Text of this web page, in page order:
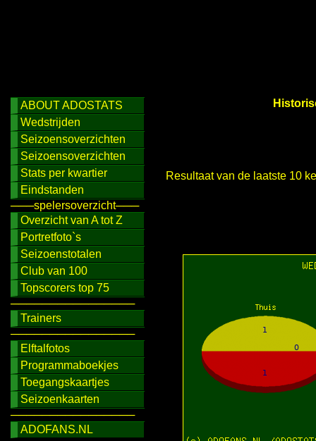
ABOUT ADOSTATS
Wedstrijden
Seizoensoverzichten
Seizoensoverzichten
Stats per kwartier
Eindstanden
───spelersoverzicht───
Overzicht van A tot Z
Portretfoto`s
Seizoenstotalen
Club van 100
Topscorers top 75
────────────────
Trainers
────────────────
Elftalfotos
Programmaboekjes
Toegangskaartjes
Seizoenkaarten
────────────────
ADOFANS.NL
Resultaat van de laatste 10